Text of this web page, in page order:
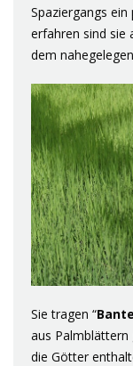
Spaziergangs ein
erfahren sind sie
dem
Sie tragen “
aus
die Götter